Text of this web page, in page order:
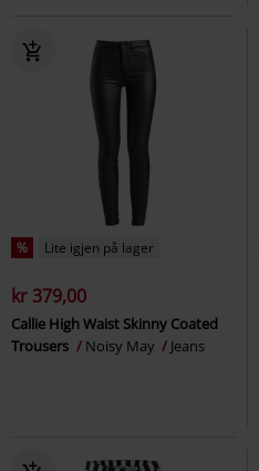
% Lite igjen på lager
kr 379,00
Callie High Waist Skinny Coated
Trousers
Noisy May Jeans